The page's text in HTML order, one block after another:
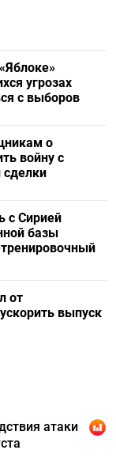
угрозах
с выборов
о
войну с
сделки
с Сирией
базы
от
выпуск